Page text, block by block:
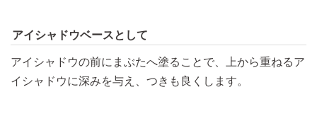
アイシャドウベースとして
アイシャドウの前にまぶたへ塗ることで、上から重ねるア
イシャドウに深みを与え、つきも良くします。